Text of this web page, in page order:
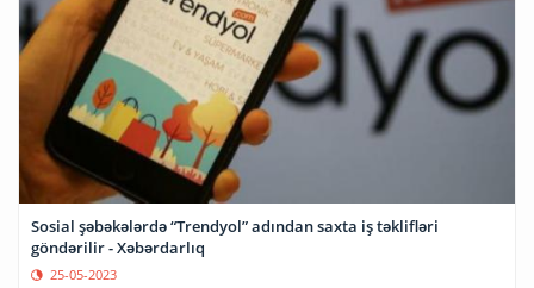
Sosial şəbəkələrdə “Trendyol” adından saxta iş təklifləri
göndərilir - Xəbərdarlıq
25-05-2023